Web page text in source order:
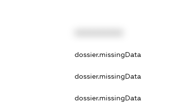
dossier.missingData
dossier.missingData
dossier.missingData